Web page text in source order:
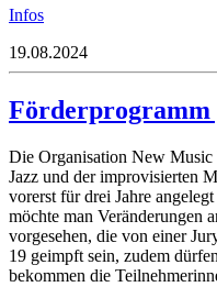
Infos
19.08.2024
Förderprogramm
Die Organisation New Music
Jazz und der improvisierten
vorerst für drei Jahre
möchte man Veränderungen
vorgesehen, die von einer
19 geimpft sein, zudem
bekommen die